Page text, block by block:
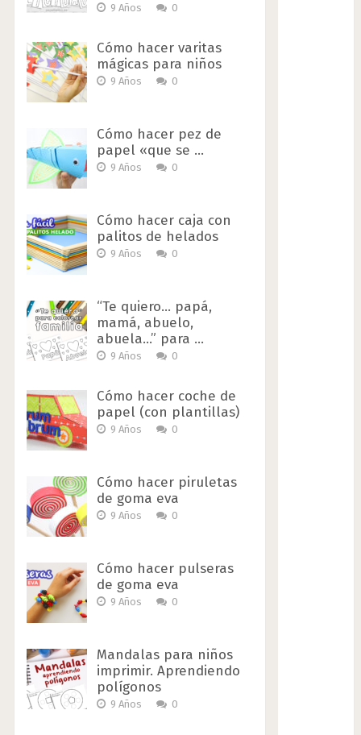
9 Años 0
Cómo hacer varitas
mágicas para niños
9 Años 0
Cómo hacer pez de
papel «que se …
9 Años 0
Cómo hacer caja con
palitos de helados
9 Años 0
“Te quiero… papá,
mamá, abuelo,
abuela…” para …
9 Años 0
Cómo hacer coche de
papel (con plantillas)
9 Años 0
Cómo hacer piruletas
de goma eva
9 Años 0
Cómo hacer pulseras
de goma eva
9 Años 0
Mandalas para niños
imprimir. Aprendiendo
polígonos
9 Años 0